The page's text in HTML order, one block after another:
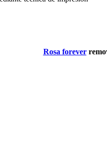
Rosa forever